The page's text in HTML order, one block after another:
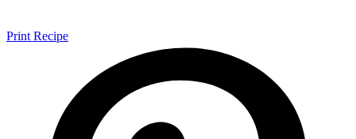
Print Recipe